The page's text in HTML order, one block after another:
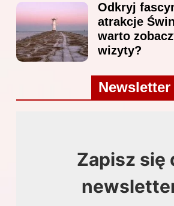
Odkryj
atrakcje
warto
wizyty?
Newsletter
Zapisz się